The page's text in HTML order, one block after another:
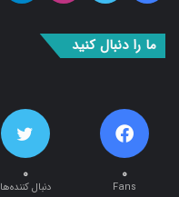
ما را دنبال کنید
۰
Fans
۰
دنبال کننده‌ها